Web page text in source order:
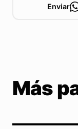
Enviar
Más